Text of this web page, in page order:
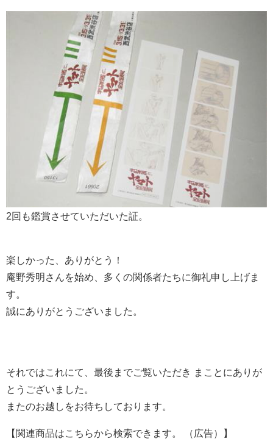
2回も鑑賞させていただいた証。
楽しかった、ありがとう！
庵野秀明さんを始め、多くの関係者たちに御礼申し上げま
す。
誠にありがとうございました。
それではこれにて、最後までご覧いただき まことにありが
とうございました。
またのお越しをお待ちしております。
【関連商品はこちらから検索できます。 （広告）】